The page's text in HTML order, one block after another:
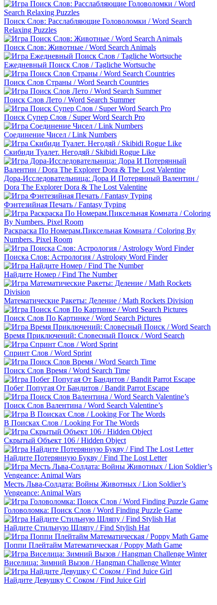
Поиск Слов: Расслабляющие Головоломки / Word Search
Relaxing Puzzles
Поиск Слов: Животные / Word Search Animals
Ежедневный Поиск Слов / Tagliche Wortsuche
Поиск Слов Страны / Word Search Countries
Поиск Слов Лето / Word Search Summer
Поиск Супер Слов / Super Word Search Pro
Соединение Чисел / Link Numbers
Скибиди Туалет. Негодяй / Skibidi Rogue Like
Дора-Исследовательница: Дора И Потерянный Валентин /
Dora The Explorer Dora & The Lost Valentine
Фэнтезийная Печать / Fantasy Typing
Раскраска По Номерам.Пиксельная Комната / Coloring By
Numbers. Pixel Room
Поиска Слов: Астрология / Astrology Word Finder
Найдите Номер / Find The Number
Математические Ракеты: Деление / Math Rockets Division
Поиск Слов По Картинке / Word Search Pictures
Время Приключений: Словесный Поиск / Word Search
Спринт Слов / Word Sprint
Поиск Слов Время / Word Search Time
Побег Попугая От Бандитов / Bandit Parrot Escape
Поиск Слов Валентина / Word Search Valentine’s
В Поисках Слов / Looking For The Words
Скрытый Объект 106 / Hidden Object
Найдите Потерянную Букву / Find The Lost Letter
Месть Льва-Солдата: Войны Животных / Lion Soldier’s
Vengeance: Animal Wars
Головоломка: Поиск Слов / Word Finding Puzzle Game
Найдите Стильную Шляпу / Find Stylish Hat
Поппи Плейтайм Математическая / Poppy Math Game
Виселица: Зимний Вызов / Hangman Challenge Winter
Найдите Девушку С Соком / Find Juice Girl